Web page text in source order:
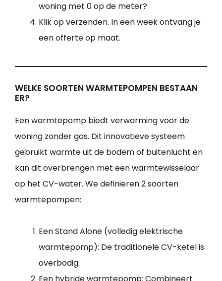
woning met 0 op de meter?
Klik op verzenden. In een week ontvang je
een offerte op maat.
WELKE SOORTEN WARMTEPOMPEN BESTAAN
ER?
Een warmtepomp biedt verwarming voor de
woning zonder gas. Dit innovatieve systeem
gebruikt warmte uit de bodem of buitenlucht en
kan dit overbrengen met een warmtewisselaar
op het CV-water. We definiëren 2 soorten
warmtepompen:
Een Stand Alone (volledig elektrische
warmtepomp): De traditionele CV-ketel is
overbodig.